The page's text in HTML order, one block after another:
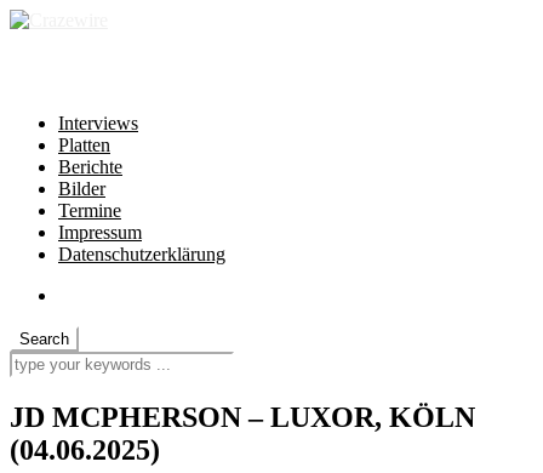
Interviews
Platten
Berichte
Bilder
Termine
Impressum
Datenschutzerklärung
JD MCPHERSON – LUXOR, KÖLN
(04.06.2025)